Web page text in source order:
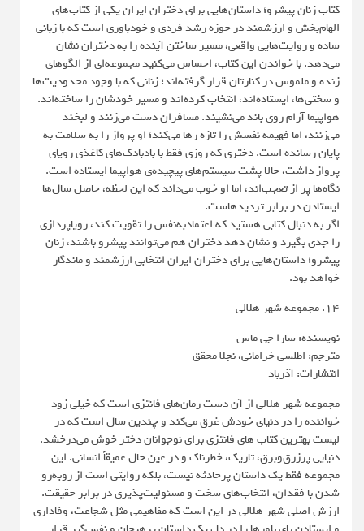
کتاب زنان پیشرو؛ داستان‌هایی برای دختران ایران یکی از کتاب‌های
الهام‌بخش و ارزشمند در حوزه رشد فردی و خودباوری است که با زبانی
ساده و روایت‌هایی واقعی، مسیر ساختن آینده را به دختران نشان
می‌دهد. با خواندن این کتاب، احساس می‌کنید مجموعه‌ای از الگوهای
زنده و ملموس در کنارتان قرار گرفته‌اند؛ زنانی که با وجود محدودیت‌ها
و سختی‌ها، ایستاده‌اند، انتخاب کرده‌اند و مسیر خودشان را ساخته‌اند.
هواپیما آرام روی باند می‌نشیند. مسافران دست می‌زنند و لبخند
می‌زنند، اما فهیمه نفسش را تازه رها می‌کند؛ او پرواز را به سلامت به
پایان رسانده است. دختری که روزی فقط با بادبادک‌های کاغذی رویای
پرواز داشت، حالا پشت سیستم‌های پیچیده‌ی هواپیما ایستاده است.
نگاه‌ها پر از تعجب‌اند، اما او خوب می‌داند که این لحظه، حاصل سال‌ها
ایستادن در برابر تردیدهاست.
اگر به دنبال کتابی هستید که اعتمادبه‌نفس را تقویت کند، رویاپردازی
را جدی بگیرد و نشان دهد دختران هم می‌توانند پیشرو باشند، زنان
پیشرو؛ داستان‌هایی برای دختران ایران انتخابی ارزشمند و ماندگار
خواهد بود.
14. مجموعه شهر هلالی
نویسنده: سارا جی ماس
مترجم: اطلسی خرامانی، نجلا محقق
انتشارات: آذرباد
مجموعه شهر هلالی از آن دست رمان‌‌های فانتزی است که خیلی زود
خواننده را در دنیای خودش غرق می‌کند و چندین سال است که در
لیست بهترین کتاب های فانتزی برای نوجوانان دختر خوش می‌درخشد.
دنیایی پرزرق‌وبرق، تاریک، خطرناک و در عین حال عمیقاً انسانی. این
مجموعه فقط یک داستان پرحادثه نیست، بلکه روایتی است از روبه‌رو
شدن با فقدان، انتخاب‌های سخت و مسئولیت‌پذیری در برابر حقیقت.
ارزش اصلی شهر هلالی در این است که مفاهیمی مثل شجاعت، وفاداری